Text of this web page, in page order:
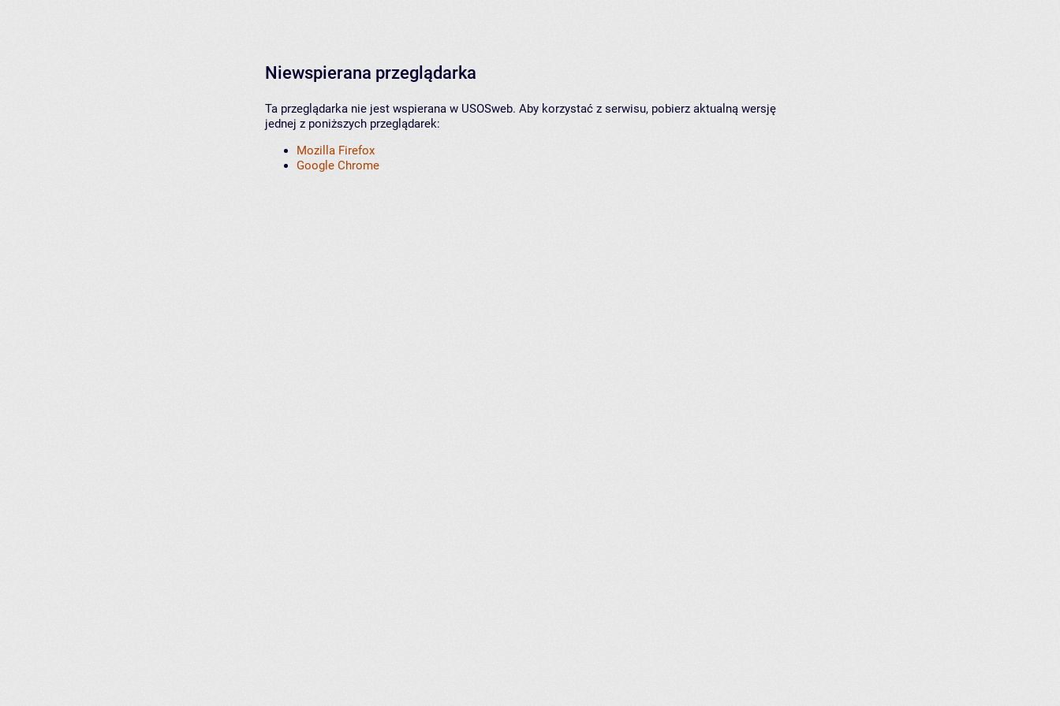
Niewspierana przeglądarka
Ta przeglądarka nie jest wspierana w USOSweb. Aby korzystać z serwisu, pobierz aktualną wersję
jednej z poniższych przeglądarek:
Mozilla Firefox
Google Chrome